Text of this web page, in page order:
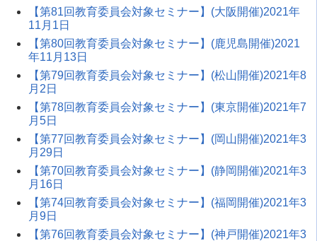
【第81回教育委員会対象セミナー】(大阪開催)2021年
11月1日
【第80回教育委員会対象セミナー】(鹿児島開催)2021
年11月13日
【第79回教育委員会対象セミナー】(松山開催)2021年8
月2日
【第78回教育委員会対象セミナー】(東京開催)2021年7
月5日
【第77回教育委員会対象セミナー】(岡山開催)2021年3
月29日
【第70回教育委員会対象セミナー】(静岡開催)2021年3
月16日
【第74回教育委員会対象セミナー】(福岡開催)2021年3
月9日
【第76回教育委員会対象セミナー】(神戸開催)2021年3